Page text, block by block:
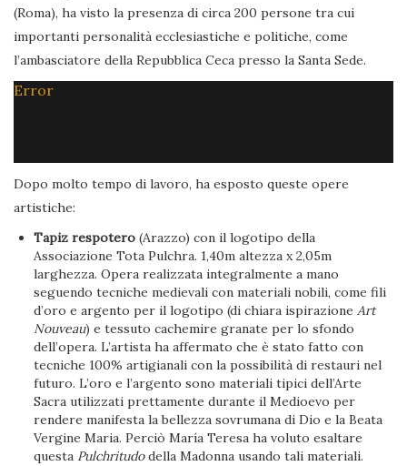
(Roma), ha visto la presenza di circa 200 persone tra cui
importanti personalità ecclesiastiche e politiche, come
l’ambasciatore della Repubblica Ceca presso la Santa Sede.
Error
Dopo molto tempo di lavoro, ha esposto queste opere
artistiche:
Tapiz respotero (Arazzo) con il logotipo della
Associazione Tota Pulchra. 1,40m altezza x 2,05m
larghezza. Opera realizzata integralmente a mano
seguendo tecniche medievali con materiali nobili, come fili
d’oro e argento per il logotipo (di chiara ispirazioneArt
Nouveau) e tessuto cachemire granate per lo sfondo
dell’opera. L’artista ha affermato che è stato fatto con
tecniche 100% artigianali con la possibilità di restauri nel
futuro. L’oro e l’argento sono materiali tipici dell’Arte
Sacra utilizzati prettamente durante il Medioevo per
rendere manifesta la bellezza sovrumana di Dio e la Beata
Vergine Maria. Perciò María Teresa ha voluto esaltare
questa Pulchritudodella Madonna usando tali materiali.